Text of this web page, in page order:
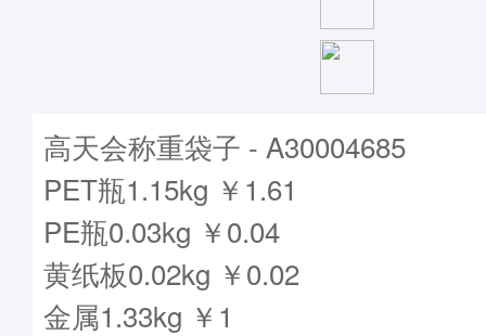
高天会称重袋子 - A30004685
PET瓶1.15kg ￥1.61
PE瓶0.03kg ￥0.04
黄纸板0.02kg ￥0.02
金属1.33kg ￥1